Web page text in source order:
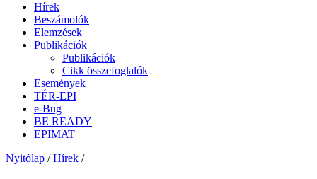
Hírek
Beszámolók
Elemzések
Publikációk
Publikációk
Cikk összefoglalók
Események
TÉR-EPI
e-Bug
BE READY
EPIMAT
Nyitólap / Hírek /